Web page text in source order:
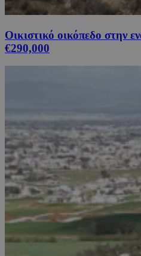
Οικιστικό οικόπεδο στην
€290,000